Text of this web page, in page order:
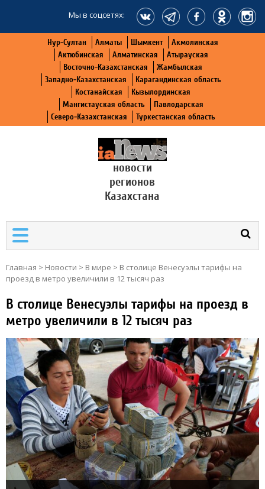
Мы в соцсетях:
Нур-Султан Алматы Шымкент
Акмолинская
Актюбинская
Алматинская
Атырауская
Восточно-Казахстанская
Жамбылская
Западно-Казахстанская
Карагандинская область
Костанайская
Кызылординская
Мангистауская область
Павлодарская
Северо-Казахстанская
Туркестанская область
новости
регионов
Казахстана
Главная > Новости > В мире > В столице Венесуэлы тарифы на
проезд в метро увеличили в 12 тысяч раз
В столице Венесуэлы тарифы на проезд в
метро увеличили в 12 тысяч раз